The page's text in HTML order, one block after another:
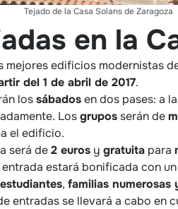
Tejado de la Casa Solans de Zaragoza
en la
mejores edificios modernistas
del 1 de abril de 2017.
lossábadosen dos pases: a
Losgrupos serán de
el edificio.
será de2 euros y gratuita para
entrada estará bonificada con
estudiantes, familias numerosas
entradas se llevará a cabo en